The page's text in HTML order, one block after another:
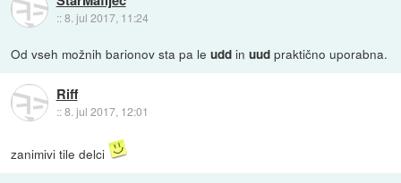
::8. jul 2017, 11:24
Od vseh možnih barionov sta pa leudd inuud praktično uporabna.
Riff
::8. jul 2017, 12:01
zanimivi tile delci